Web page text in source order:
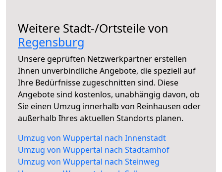
Weitere Stadt-/Ortsteile von
Regensburg
Unsere geprüften Netzwerkpartner erstellen
Ihnen unverbindliche Angebote, die speziell auf
Ihre Bedürfnisse zugeschnitten sind. Diese
Angebote sind kostenlos, unabhängig davon, ob
Sie einen Umzug innerhalb von Reinhausen oder
außerhalb Ihres aktuellen Standorts planen.
Umzug von Wuppertal nach Innenstadt
Umzug von Wuppertal nach Stadtamhof
Umzug von Wuppertal nach Steinweg